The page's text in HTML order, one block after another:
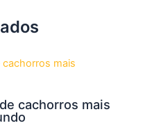
cachorros mais